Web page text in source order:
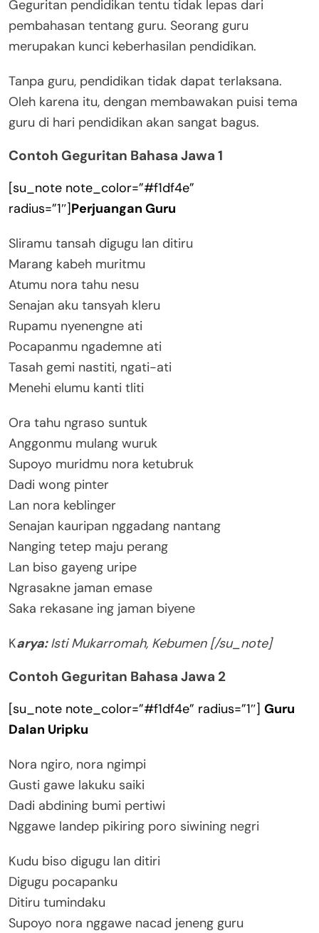
Geguritan pendidikan tentu tidak lepas dari
pembahasan tentang guru. Seorang guru
merupakan kunci keberhasilan pendidikan.
Tanpa guru, pendidikan tidak dapat terlaksana.
Oleh karena itu, dengan membawakan puisi tema
guru di hari pendidikan akan sangat bagus.
Contoh Geguritan Bahasa Jawa 1
[su_note note_color=”#f1df4e”
radius=”1″]Perjuangan Guru
Sliramu tansah digugu lan ditiru
Marang kabeh muritmu
Atumu nora tahu nesu
Senajan aku tansyah kleru
Rupamu nyenengne ati
Pocapanmu ngademne ati
Tasah gemi nastiti, ngati-ati
Menehi elumu kanti tliti
Ora tahu ngraso suntuk
Anggonmu mulang wuruk
Supoyo muridmu nora ketubruk
Dadi wong pinter
Lan nora keblinger
Senajan kauripan nggadang nantang
Nanging tetep maju perang
Lan biso gayeng uripe
Ngrasakne jaman emase
Saka rekasane ing jaman biyene
Karya:Isti Mukarromah, Kebumen [/su_note]
Contoh Geguritan Bahasa Jawa 2
[su_note note_color=”#f1df4e” radius=”1″] Guru
Dalan Uripku
Nora ngiro, nora ngimpi
Gusti gawe lakuku saiki
Dadi abdining bumi pertiwi
Nggawe landep pikiring poro siwining negri
Kudu biso digugu lan ditiri
Digugu pocapanku
Ditiru tumindaku
Supoyo nora nggawe nacad jeneng guru